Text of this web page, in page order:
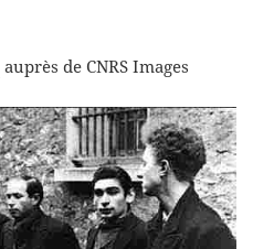
auprès de CNRS Images